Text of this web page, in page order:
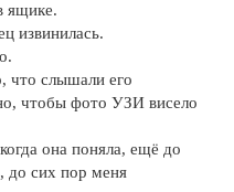
ящике.
извинилась.
что слышали его
чтобы фото УЗИ висело
она поняла, ещё до
до сих пор меня